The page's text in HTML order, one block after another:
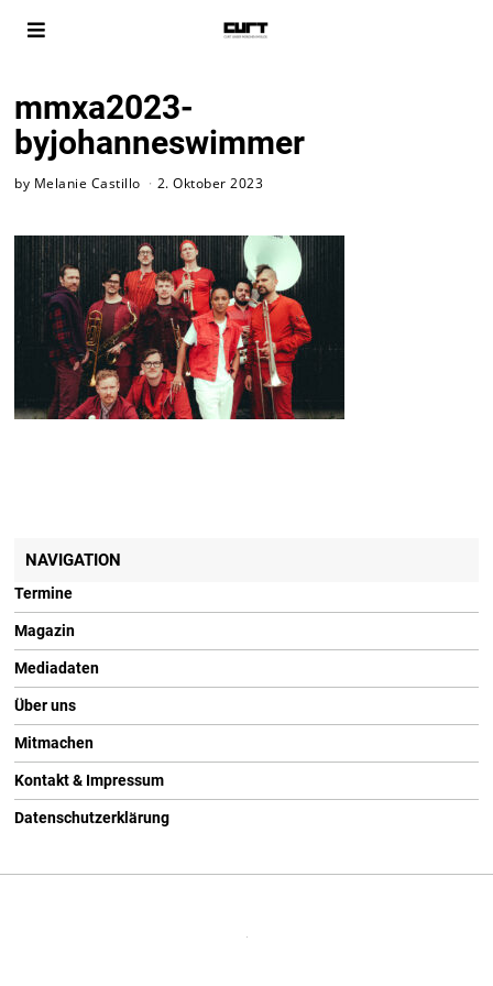
mmxa2023-
byjohanneswimmer
by Melanie Castillo 2. Oktober 2023
NAVIGATION
Termine
Magazin
Mediadaten
Über uns
Mitmachen
Kontakt & Impressum
Datenschutzerklärung